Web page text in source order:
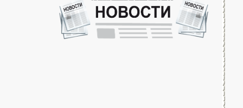
-- Самое большое богатство — это ум. Самая большая
нищета — глупость. Из всех страхов самый пугающий —
самолюбование.
-- Лучшее, что можно сделать с хорошим советом, это